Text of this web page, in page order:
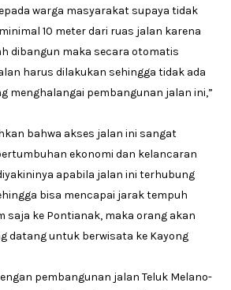
warga masyarakat supaya tidak
10 meter dari ruas jalan karena
dibangun maka secara otomatis
harus dilakukan sehingga tidak ada
menghalangai pembangunan jalan ini,”
bahwa akses jalan ini sangat
ekonomi dan kelancaran
apabila jalan ini terhubung
bisa mencapai jarak tempuh
saja ke Pontianak, maka orang akan
datang untuk berwisata ke Kayong
pembangunan jalan Teluk Melano-